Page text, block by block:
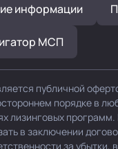
информации
МСП
публичной
порядке в
лизинговых программ.
в заключении
за убытки,